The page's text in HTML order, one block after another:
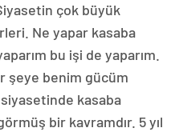
çok büyük
Ne yapar kasaba
bu işi de yaparım.
şeye benim gücüm
kasaba
bir kavramdır. 5 yıl